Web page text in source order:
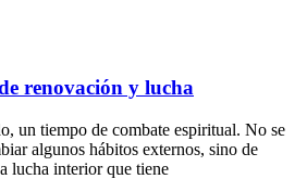
renovación y lucha
un tiempo de combate espiritual. No se
algunos hábitos externos, sino de
lucha interior que tiene